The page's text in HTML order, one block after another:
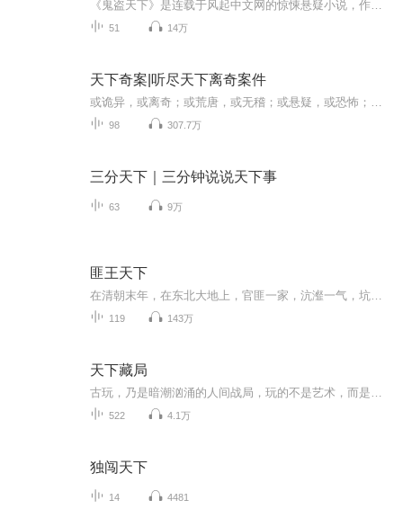
51 14万
天下奇案|听尽天下离奇案件
98 307.7万
三分天下｜三分钟说说天下事
63 9万
匪王天下
119 143万
天下藏局
522 4.1万
独闯天下
14 4481